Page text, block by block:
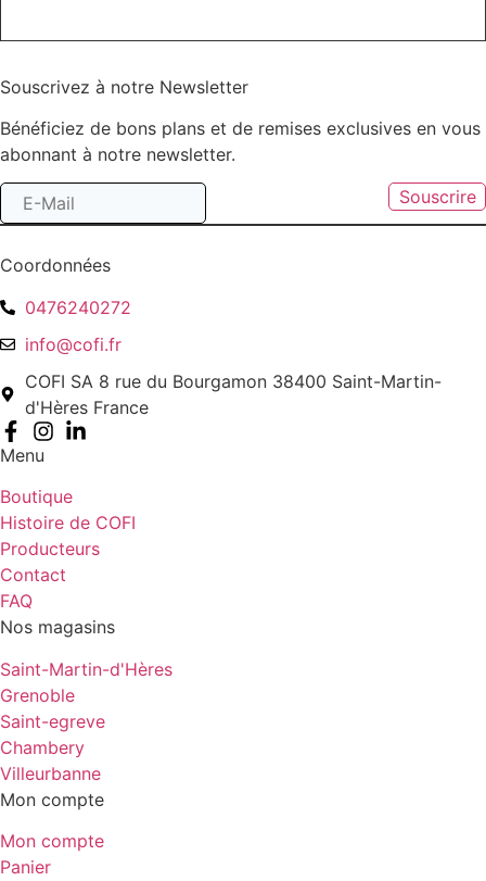
Souscrivez à notre Newsletter
Bénéficiez de bons plans et de remises exclusives en vous
abonnant à notre newsletter.
Souscrire
Coordonnées
0476240272
info@cofi.fr
COFI SA 8 rue du Bourgamon 38400 Saint-Martin-
d'Hères France
Menu
Boutique
Histoire de COFI
Producteurs
Contact
FAQ
Nos magasins
Saint-Martin-d'Hères
Grenoble
Saint-egreve
Chambery
Villeurbanne
Mon compte
Mon compte
Panier